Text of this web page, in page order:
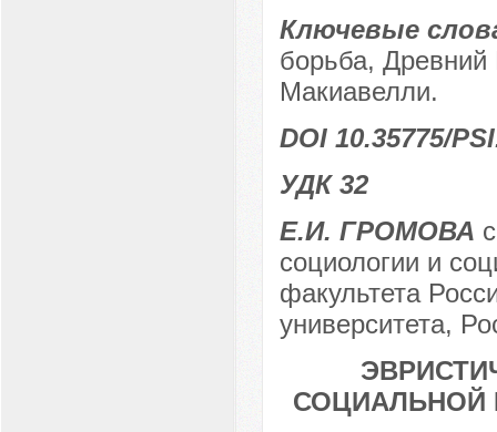
Ключевые
борьба,
Макиавелли.
DOI 10.35775/
УДК 32
Е.И. ГРОМОВА
социологии и
факультета
университета,
СОЦИАЛЬНОЙ